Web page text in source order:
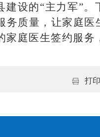
设的“主力军”。
务质量，让家庭医
家庭医生签约服务
打印